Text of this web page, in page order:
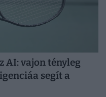
AI: vajon tényleg
segít a